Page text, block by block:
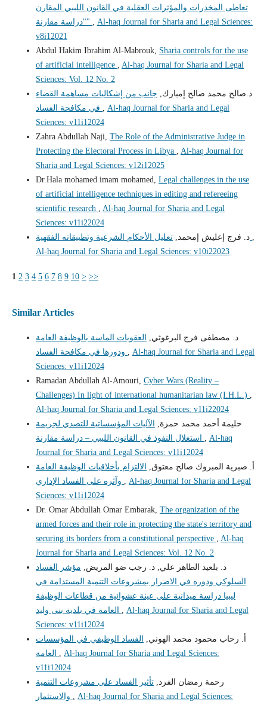
تعاطى المخدرات والمؤثرات العقلية في القانون الليبي المقارن
"دراسة مقارنة"
Al-haq Journal for Sharia and Legal Sciences:
v8i12021
Abdul Hakim Ibrahim Al-Mabrouk, Sharia controls for the use
of artificial intelligence
Al-haq Journal for Sharia and Legal
Sciences: Vol. 12 No. 2
د.صالح محمد صالح إمبارك, جانب من إشكاليات مساهمة القضاء
Al-haq Journal for Sharia and Legal
Sciences: v11i12024
Zahra Abdullah Naji, The Role of the Administrative Judge in
Protecting the Electoral Process in Libya
Al-haq Journal for
Sharia and Legal Sciences: v12i12025
Dr.Hala mohamed imam mohamed, Legal challenges in the use
of artificial intelligence techniques in editing and refereeing
scientific research
Al-haq Journal for Sharia and Legal
Sciences: v11i22024
د. فرج إعليش إمحمد,تعليل الأحكام الشرعية وتطبيقاته الفقهية
Al-haq Journal for Sharia and Legal Sciences: v10i22023
1 2 3 4 5 6 7 8 9 10 > >>
Similar Articles
د. مصطفى فرج البرغوثي, العقوبات الماسة بالوظيفة العامة
Al-haq Journal for Sharia and Legal
Sciences: v11i12024
Ramadan Abdullah Al-Amouri, Cyber Wars (Reality –
Challenges) In light of international humanitarian law (I.H.L.)
Al-haq Journal for Sharia and Legal Sciences: v11i22024
حليمة أحمد محمد حمزة, الآليات المؤسساتية للتصدي لجريمة
Al-haq
Journal for Sharia and Legal Sciences: v11i12024
أ‌. صبرية المبروك صالح معتوق, الالتزام بأخلاقيات الوظيفة العامة
Al-haq Journal for Sharia and Legal
Sciences: v11i12024
Dr. Omar Abdullah Omar Embarak, The organization of the
armed forces and their role in protecting the state's territory and
securing its borders from a constitutional perspective
Al-haq
Journal for Sharia and Legal Sciences: Vol. 12 No. 2
د. بلعيد الطاهر علي, د. رجب ضو المريض, مؤشر الفساد
السلوكي ودوره في الاضرار بمشروعات التنمية المستدامة في
ليبيا دراسة ميدانية على عينة عشوائية من قطاعات الوظيفة
Al-haq Journal for Sharia and Legal
Sciences: v11i12024
أ. رحاب محمود محمد الهوني, الفساد الوظيفي في المؤسسات
Al-haq Journal for Sharia and Legal Sciences:
v11i12024
رحمة رمضان الفرد,تأثير الفساد على مشروعات التنمية
Al-haq Journal for Sharia and Legal Sciences: